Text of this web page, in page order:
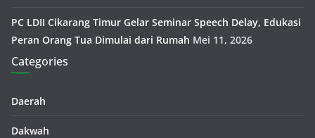
PC LDII Cikarang Timur Gelar Seminar Speech Delay, Edukasi
Peran Orang Tua Dimulai dari Rumah Mei 11, 2026
Categories
Daerah
Dakwah